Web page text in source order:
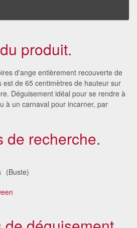
produit.
d'ange entièrement recouverte de
est de 65 centimètres de hauteur sur
Déguisement idéal pour se rendre à
à un carnaval pour incarner, par
de recherche.
(Buste)